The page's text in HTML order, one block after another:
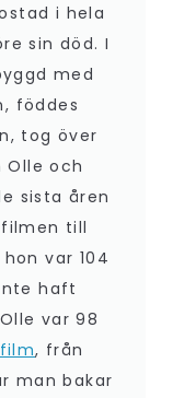
i hela
sin död. I
med
föddes
tog över
Olle och
sista åren
till
var 104
haft
var 98
, från
man bakar